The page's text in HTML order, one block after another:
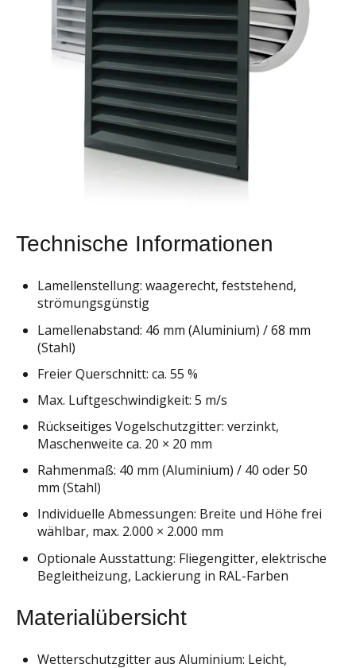
Technische Informationen
Lamellenstellung: waagerecht, feststehend,
strömungsgünstig
Lamellenabstand: 46 mm (Aluminium) / 68 mm
(Stahl)
Freier Querschnitt: ca. 55 %
Max. Luftgeschwindigkeit: 5 m/s
Rückseitiges Vogelschutzgitter: verzinkt,
Maschenweiteca. 20 × 20 mm
Rahmenmaß: 40 mm (Aluminium) / 40 oder 50
mm (Stahl)
Individuelle Abmessungen: Breite und Höhe frei
wählbar, max. 2.000 × 2.000 mm
Optionale Ausstattung: Fliegengitter, elektrische
Begleitheizung, Lackierung in RAL-Farben
Materialübersicht
Wetterschutzgitter aus Aluminium: Leicht,